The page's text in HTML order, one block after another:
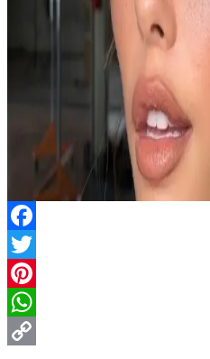
Facebook
Twitter
Pinterest
WhatsApp